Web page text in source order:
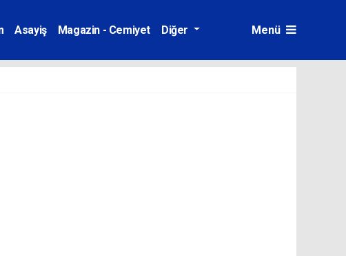
Asayiş Magazin - Cemiyet Diğer Menü